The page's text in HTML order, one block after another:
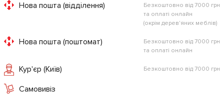
Нова пошта (відділення)
Безкоштовно від 7000 грн
та оплаті онлайн
(окрім дерев'яних меблів)
Нова пошта (поштомат)
Безкоштовно від 7000 грн
та оплаті онлайн
Кур'єр (Київ) Безкоштовно від 7000 грн
Самовивіз